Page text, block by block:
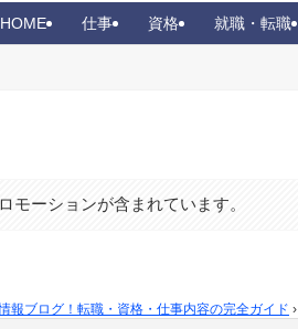
HOME 仕事 資格 就職・転職
モーションが含まれています。
報ブログ！転職・資格・仕事内容の完全ガイド ›